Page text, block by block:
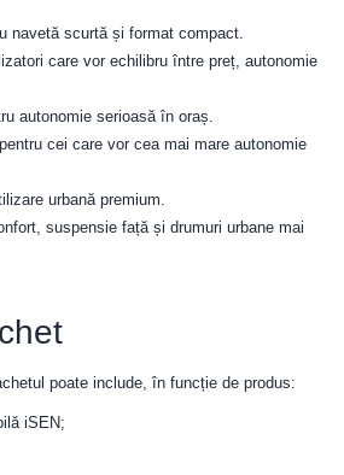
navetă scurtă și format compact.
care vor echilibru între preț, autonomie
autonomie serioasă în oraș.
cei care vor cea mai mare autonomie
urbană premium.
suspensie față și drumuri urbane mai
poate include, în funcție de produs:
iSEN;